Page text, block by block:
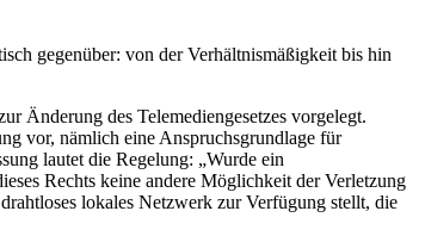
gegenüber: von der Verhältnismäßigkeit bis hin
Änderung des Telemediengesetzes vorgelegt.
vor, nämlich eine Anspruchsgrundlage für
lautet die Regelung: „Wurde ein
Rechts keine andere Möglichkeit der Verletzung
lokales Netzwerk zur Verfügung stellt, die